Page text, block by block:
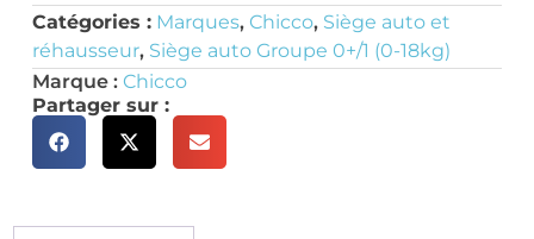
Catégories : Marques, Chicco, Siège auto et
réhausseur, Siège auto Groupe 0+/1 (0-18kg)
Marque : Chicco
Partager sur :